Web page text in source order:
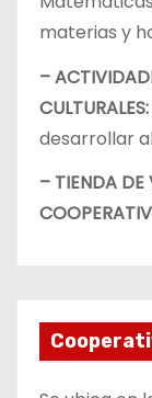
materias y
–
CULTURALES:
desarrollar
– TIENDA DE